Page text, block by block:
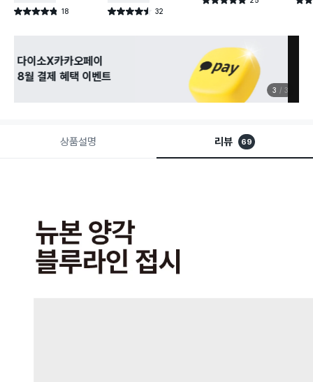
별점 4.8점 18
건 작성 별점 4.5점 32
건 작성
건 작성
관심 있는 신상 입고
무료로 알림 받기
3 3
상품설명 리뷰 69